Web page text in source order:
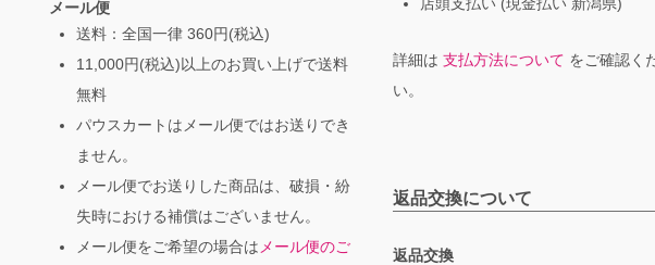
メール便
送料：全国一律 360円(税込)
11,000円(税込)以上のお買い上げで送料
無料
パウスカートはメール便ではお送りでき
ません。
メール便でお送りした商品は、破損・紛
失時における補償はございません。
メール便をご希望の場合はメール便のご
店頭支払い (現金払い 新潟県)
詳細は 支払方法について をご確認く
い。
返品交換について
返品交換